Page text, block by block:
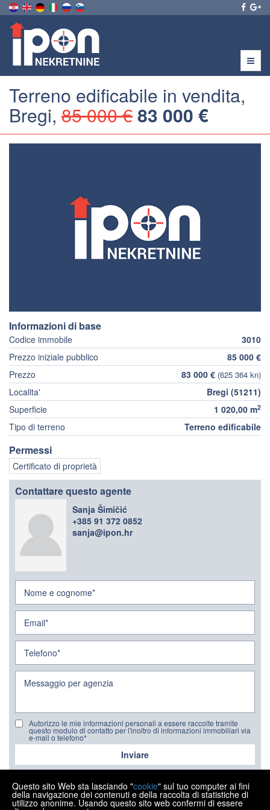
Menu
Terreno edificabile in vendita,
Bregi, 85 000 €83 000 €
Informazioni di base
Codice immobile
3010
Prezzo iniziale pubblico
85 000 €
Prezzo
83 000 € (625 364 kn)
Localita'
Bregi (51211)
Superficie
1 020,00 m2
Tipo di terreno Terreno edificabile
Permessi
Certificato di proprietà
Contattare questo agente
Sanja Šimičić
+385 91 372 0852
sanja@ipon.hr
Autorizzo le mie informazioni personali a essere raccolte tramite
questo modulo di contatto per l'inoltro di informazioni immobiliari via
e-mail o telefono*
Inviare
Questo sito Web sta lasciando "cookie" sul tuo computer ai fini
della navigazione dei contenuti e della raccolta di statistiche di
utilizzo anonime. Usando questo sito web confermi di essere